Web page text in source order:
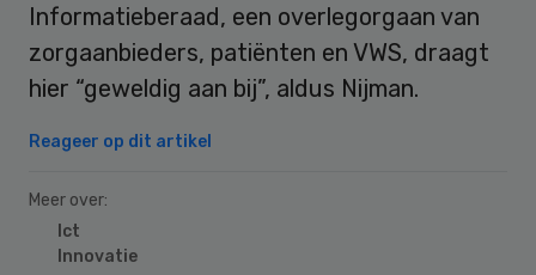
Informatieberaad, een overlegorgaan van
zorgaanbieders, patiënten en VWS, draagt
hier “geweldig aan bij”, aldus Nijman.
Reageer op dit artikel
Meer over:
Ict
Innovatie